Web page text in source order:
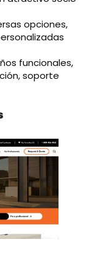
opciones,
funcionales,
soporte